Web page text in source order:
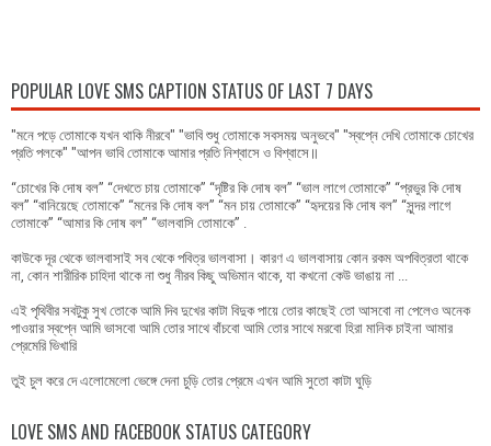
POPULAR LOVE SMS CAPTION STATUS OF LAST 7 DAYS
"মনে পড়ে তোমাকে যখন থাকি নীরবে" "ভাবি শুধু তোমাকে সবসময় অনুভবে" "স্বপ্নে দেখি তোমাকে চোখের
প্রতি পলকে" "আপন ভাবি তোমাকে আমার প্রতি নিশ্বাসে ও বিশ্বাসে॥
“চোখের কি দোষ বল” “দেখতে চায় তোমাকে” “দৃষ্টির কি দোষ বল” “ভাল লাগে তোমাকে” “প্রভুর কি দোষ
বল” “বানিয়েছে তোমাকে” “মনের কি দোষ বল” “মন চায় তোমাকে” “হৃদয়ের কি দোষ বল” “সুন্দর লাগে
তোমাকে” “আমার কি দোষ বল” “ভালবাসি তোমাকে” .
কাউকে দূর থেকে ভালবাসাই সব থেকে পবিত্র ভালবাসা। কারণ এ ভালবাসায় কোন রকম অপবিত্রতা থাকে
না, কোন শারীরিক চাহিদা থাকে না শুধু নীরব কিছু অভিমান থাকে, যা কখনো কেউ ভাঙায় না ...
এই পৃথিবীর সবটুকু সুখ তোকে আমি দিব দুখের কাটা বিদুক পায়ে তোর কাছেই তো আসবো না পেলেও অনেক
পাওয়ার স্বপ্নে আমি ভাসবো আমি তোর সাথে বাঁচবো আমি তোর সাথে মরবো হিরা মানিক চাইনা আমার
প্রেমেরি ভিখারি
তুই চুল করে দে এলোমেলো ভেঙ্গে দেনা চুড়ি তোর প্রেমে এখন আমি সুতো কাটা ঘুড়ি
LOVE SMS AND FACEBOOK STATUS CATEGORY